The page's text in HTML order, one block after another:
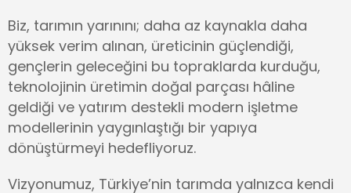
Biz, tarımın yarınını; daha az kaynakla daha
yüksek verim alınan, üreticinin güçlendiği,
gençlerin geleceğini bu topraklarda kurduğu,
teknolojinin üretimin doğal parçası hâline
geldiği ve yatırım destekli modern işletme
modellerinin yaygınlaştığı bir yapıya
dönüştürmeyi hedefliyoruz.
Vizyonumuz, Türkiye’nin tarımda yalnızca kendi